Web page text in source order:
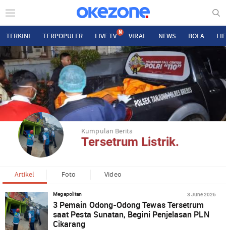
TERKINI TERPOPULER LIVE TV N VIRAL NEWS BOLA
Kumpulan Berita
Tersetrum Listrik.
Artikel Foto Video
Megapolitan 3 June 2026
3 Pemain Odong-Odong Tewas Tersetrum
saat Pesta Sunatan, Begini Penjelasan PLN
Cikarang